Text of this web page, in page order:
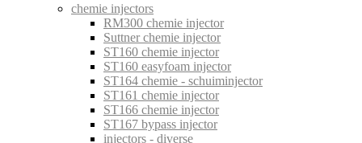
chemie injectors
RM300 chemie injector
Suttner chemie injector
ST160 chemie injector
ST160 easyfoam injector
ST164 chemie - schuiminjector
ST161 chemie injector
ST166 chemie injector
ST167 bypass injector
injectors - diverse